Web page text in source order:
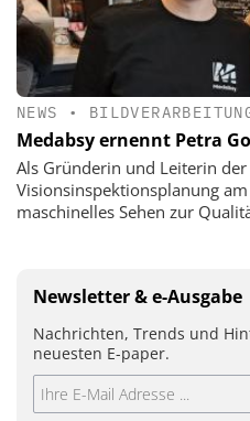
NEWS •
Medabsy ernennt Petra
Als Gründerin und Leiterin
Visionsinspektionsplanung
maschinelles Sehen zur
Newsletter & e-Ausgabe
Nachrichten, Trends und
neuesten E-paper.